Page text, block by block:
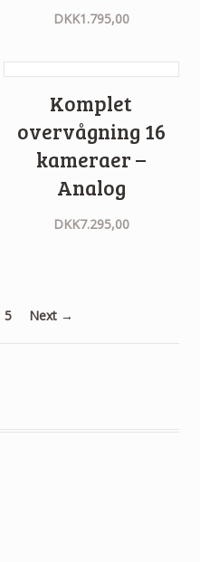
DKK1.795,00
Komplet
overvågning 16
kameraer –
Analog
DKK7.295,00
5 Next →